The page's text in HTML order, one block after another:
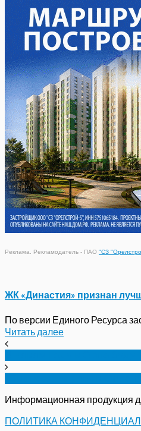
Реклама. Рекламодатель - ПАО "СЗ
ЖК «Династия» признан
По версии Единого Ресурса
Читать далее
Информационная продукция
ПОЛИТИКА